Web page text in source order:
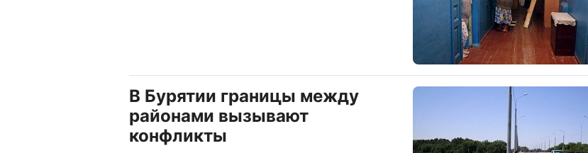
В Бурятии границы между
районами вызывают
конфликты